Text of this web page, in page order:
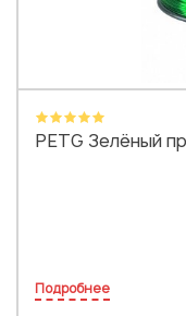
PETG Зелёный
Подробнее